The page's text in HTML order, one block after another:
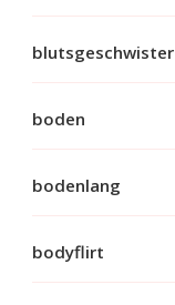
blutsgeschwister
boden
bodenlang
bodyflirt